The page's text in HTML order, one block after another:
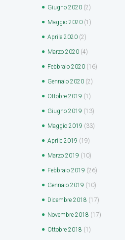
Giugno 2020 (2)
Maggio 2020 (1)
Aprile 2020 (2)
Marzo 2020 (4)
Febbraio 2020 (16)
Gennaio 2020 (2)
Ottobre 2019 (1)
Giugno 2019 (13)
Maggio 2019 (33)
Aprile 2019 (19)
Marzo 2019 (10)
Febbraio 2019 (26)
Gennaio 2019 (10)
Dicembre 2018 (17)
Novembre 2018 (17)
Ottobre 2018 (1)